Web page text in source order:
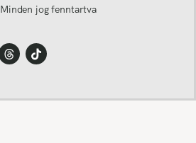
Minden jog fenntartva